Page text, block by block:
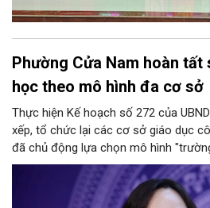
Phường Cửa Nam hoàn tất
học theo mô hình đa cơ sở
Thực hiện Kế hoạch số 272 của
xếp, tổ chức lại các cơ sở giáo dục
đã chủ động lựa chọn mô hình
học 2026 - 2027. Phương án này vừa
quản lý, nâng cao hiệu quả khai thác
đảm nguyên tắc "không làm xáo